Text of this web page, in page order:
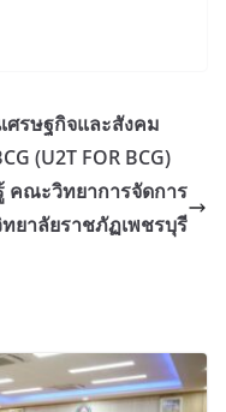
ศรษฐกิจและสังคม
(U2T FOR BCG)
คณะวิทยาการจัดการ
ยาลัยราชภัฏเพชรบุรี